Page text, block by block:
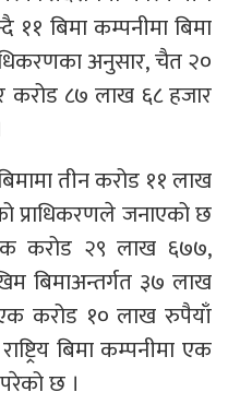
बिमा कम्पनीमा बिमा
अनुसार, चैत २०
करोड ८७ लाख ६८ हजार
तीन करोड ११ लाख
प्राधिकरणले जनाएको छ
एक करोड २९ लाख ६७७,
बिमाअन्तर्गत ३७ लाख
एक करोड १० लाख रुपैयाँ
बिमा कम्पनीमा एक
छ ।